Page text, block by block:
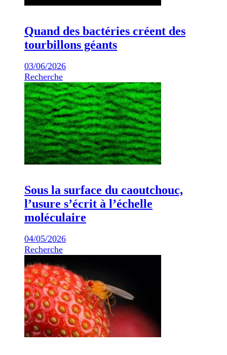
Quand des bactéries créent des
tourbillons géants
03/06/2026
Recherche
Sous la surface du caoutchouc,
l’usure s’écrit à l’échelle
moléculaire
04/05/2026
Recherche